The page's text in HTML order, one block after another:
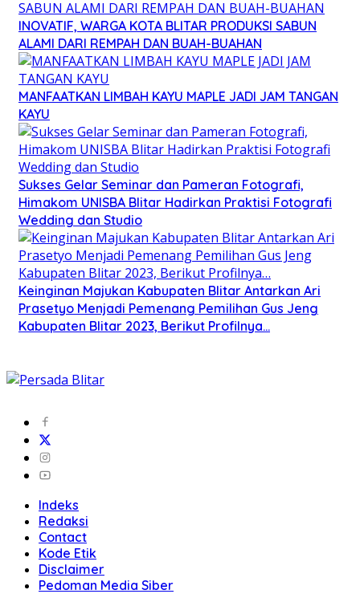
INOVATIF, WARGA KOTA BLITAR PRODUKSI SABUN
ALAMI DARI REMPAH DAN BUAH-BUAHAN
MANFAATKAN LIMBAH KAYU MAPLE JADI JAM TANGAN
KAYU
Sukses Gelar Seminar dan Pameran Fotografi,
Himakom UNISBA Blitar Hadirkan Praktisi Fotografi
Wedding dan Studio
Keinginan Majukan Kabupaten Blitar Antarkan Ari
Prasetyo Menjadi Pemenang Pemilihan Gus Jeng
Kabupaten Blitar 2023, Berikut Profilnya…
Indeks
Redaksi
Contact
Kode Etik
Disclaimer
Pedoman Media Siber